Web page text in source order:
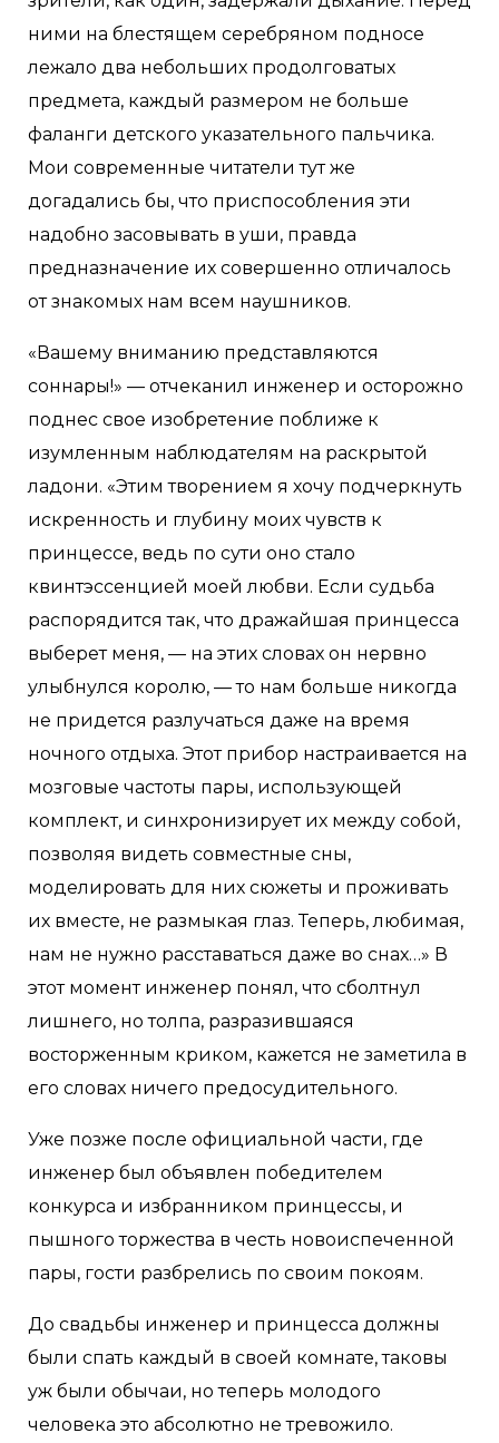
ними на блестящем серебряном подносе
лежало два небольших продолговатых
предмета, каждый размером не больше
фаланги детского указательного пальчика.
Мои современные читатели тут же
догадались бы, что приспособления эти
надобно засовывать в уши, правда
предназначение их совершенно отличалось
от знакомых нам всем наушников.
«Вашему вниманию представляются
соннары!» — отчеканил инженер и осторожно
поднес свое изобретение поближе к
изумленным наблюдателям на раскрытой
ладони. «Этим творением я хочу подчеркнуть
искренность и глубину моих чувств к
принцессе, ведь по сути оно стало
квинтэссенцией моей любви. Если судьба
распорядится так, что дражайшая принцесса
выберет меня, — на этих словах он нервно
улыбнулся королю, — то нам больше никогда
не придется разлучаться даже на время
ночного отдыха. Этот прибор настраивается на
мозговые частоты пары, использующей
комплект, и синхронизирует их между собой,
позволяя видеть совместные сны,
моделировать для них сюжеты и проживать
их вместе, не размыкая глаз. Теперь, любимая,
нам не нужно расставаться даже во снах…» В
этот момент инженер понял, что сболтнул
лишнего, но толпа, разразившаяся
восторженным криком, кажется не заметила в
его словах ничего предосудительного.
Уже позже после официальной части, где
инженер был объявлен победителем
конкурса и избранником принцессы, и
пышного торжества в честь новоиспеченной
пары, гости разбрелись по своим покоям.
До свадьбы инженер и принцесса должны
были спать каждый в своей комнате, таковы
уж были обычаи, но теперь молодого
человека это абсолютно не тревожило.